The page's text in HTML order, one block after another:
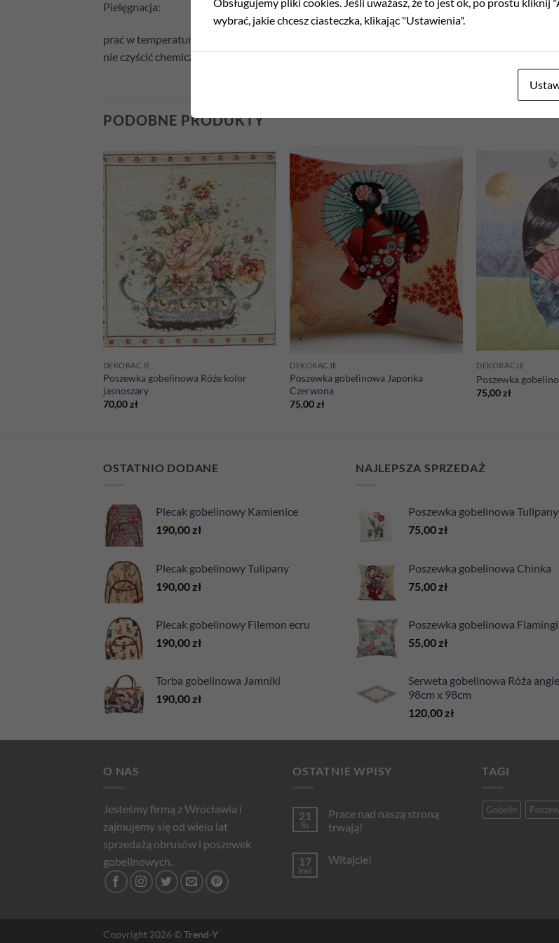
Pielęgnacja:
prać w temperaturze 30°C
nie czyścić chemicznie
PODOBNE PRODUKTY
DEKORACJE
Poszewka gobelinowa Róże kolor
jasnoszary
70,00zł
DEKORACJE
Poszewka gobelinowa Japonka
Czerwona
75,00zł
DEKORACJE
Poszewka
75,00zł
OSTATNIO DODANE
Plecak gobelinowy Kamienice
190,00 zł
Plecak gobelinowy Tulipany
190,00 zł
Plecak gobelinowy Filemon ecru
190,00 zł
Torba gobelinowa Jamniki
190,00 zł
NAJLEPSZA SPRZEDAŻ
Poszewka gobelinowa
75,00 zł
Poszewka gobelinowa Chinka
75,00 zł
Poszewka gobelinowa
55,00 zł
Serweta gobelinowa Róża
98cm x 98cm
120,00 zł
O NAS
Jesteśmy firmą z Wrocławia i
zajmujemy się od wielu lat
sprzedażą obrusów i poszewek
gobelinowych.
OSTATNIE WPISY
21
lis
Prace nad naszą stroną
trwają!
do
17
kwi
Witajcie!
TAGI
Gobelin
Copyright 2026 ©Trend-Y
wybrać, jakie chcesz ciasteczka, klikając "Ustawienia".